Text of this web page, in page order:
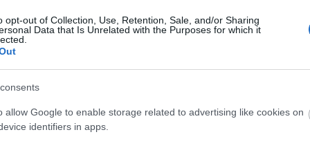
opt-out of Collection, Use, Retention, Sale, and/or Sharing
Data that Is Unrelated with the Purposes for which it
allow Google to enable storage related to advertising like cookies on
identifiers in apps.
(1
Johnny
the
Jónás